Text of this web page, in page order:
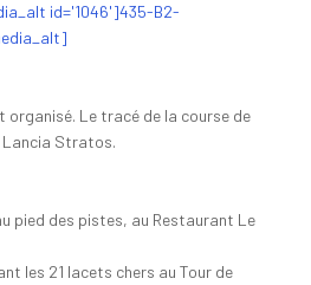
organisé. Le tracé de la course de
Lancia Stratos.
pied des pistes, au Restaurant Le
les 21 lacets chers au Tour de